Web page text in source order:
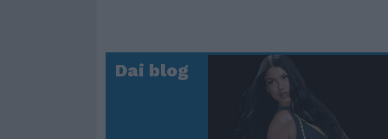
Dai blog